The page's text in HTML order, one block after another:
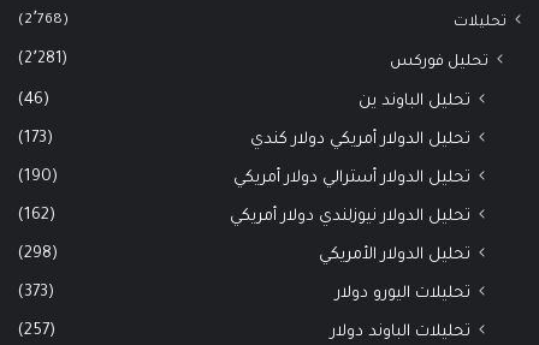
تحليلات (2٬768)
تحليل فوركس (2٬281)
تحليل الباوند ين (46)
تحليل الدولار أمريكي دولار كندي (173)
تحليل الدولار أسترالي دولار أمريكي (190)
تحليل الدولار نيوزلندي دولار أمريكي (162)
تحليل الدولار الأمريكي (298)
تحليلات اليورو دولار (373)
تحليلات الباوند دولار (257)